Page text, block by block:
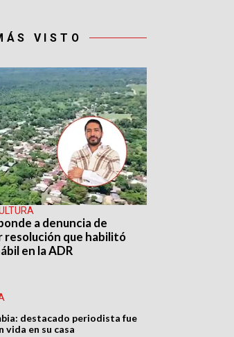
VISTO
a denuncia de
que habilitó
en la ADR
destacado periodista fue
vida en su casa